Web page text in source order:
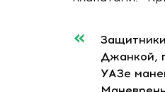
Джанкой,
УАЗе